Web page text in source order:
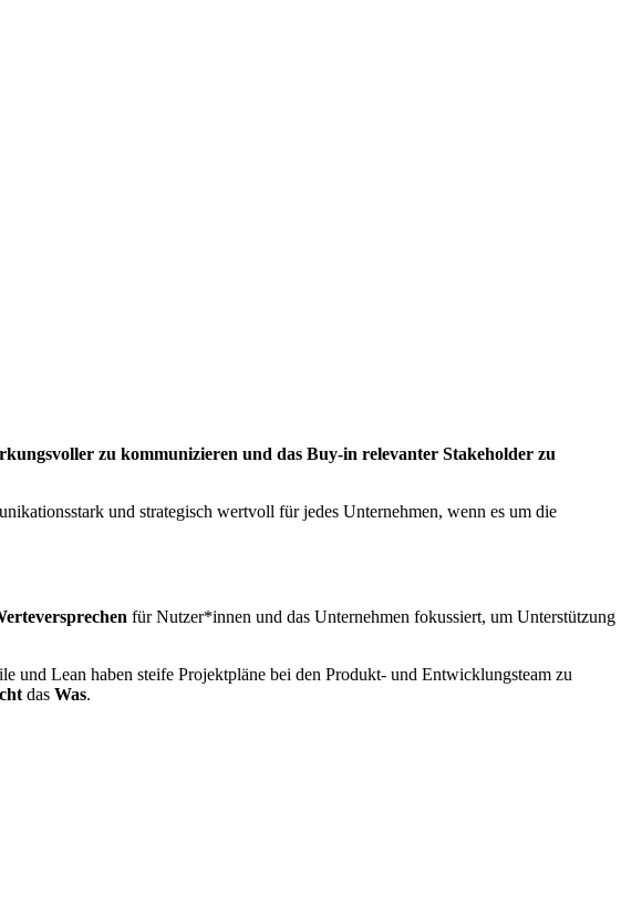
zu kommunizieren und das Buy-in relevanter Stakeholder zu
und strategisch wertvoll für jedes Unternehmen, wenn es um die
für Nutzer*innen und das Unternehmen fokussiert, um Unterstützung
und Lean haben steife Projektpläne bei den Produkt- und Entwicklungsteam zu
das Was.